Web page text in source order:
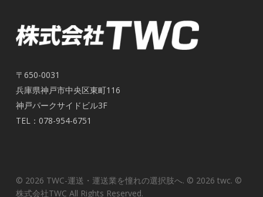
〒650-0031
兵庫県神戸市中央区東町116
神戸パークサイドビル3F
TEL：078-954-6751
© 2026 TWC-運送・運送業を憧れの選択肢へ. © 2026 twc. ©
株式会社TWC All Rights Reserved.